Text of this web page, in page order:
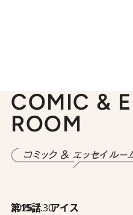
COMIC &
ROOM
2026.7.30
第15話 アイス